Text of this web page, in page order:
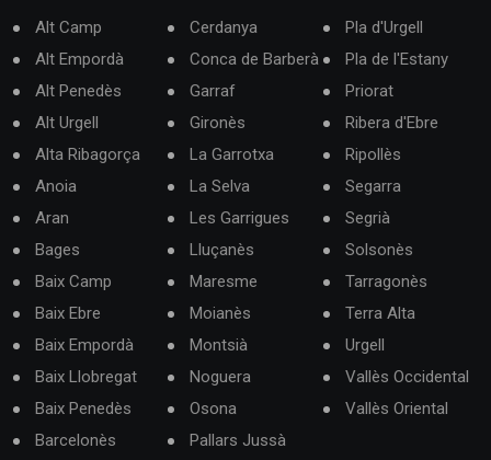
Alt Camp
Alt Empordà
Alt Penedès
Alt Urgell
Alta Ribagorça
Anoia
Aran
Bages
Baix Camp
Baix Ebre
Baix Empordà
Baix Llobregat
Baix Penedès
Barcelonès
Cerdanya
Conca de Barberà
Garraf
Gironès
La Garrotxa
La Selva
Les Garrigues
Lluçanès
Maresme
Moianès
Montsià
Noguera
Osona
Pallars Jussà
Pla d'Urgell
Pla de l'Estany
Priorat
Ribera d'Ebre
Ripollès
Segarra
Segrià
Solsonès
Tarragonès
Terra Alta
Urgell
Vallès Occidental
Vallès Oriental